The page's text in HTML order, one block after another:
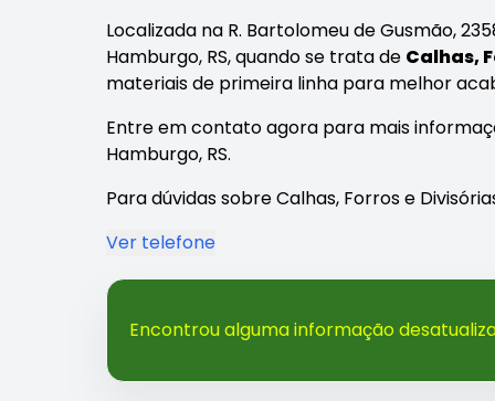
Localizada na R. Bartolomeu de Gusmão,
Hamburgo, RS, quando se trata de Calhas,
materiais de primeira linha para melhor
Entre em contato agora para mais
Hamburgo, RS.
Para dúvidas sobre Calhas, Forros e
Ver telefone
Encontrou alguma informação